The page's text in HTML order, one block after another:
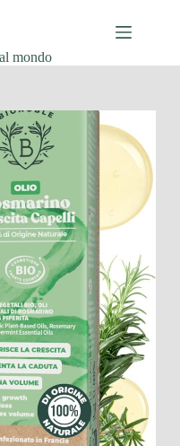
mondo